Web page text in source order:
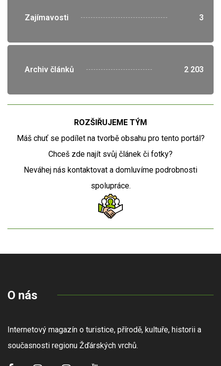
Zajímavosti 3
Archiv článků 2 203
ROZŠIŘUJEME TÝM
Máš chuť se podílet na tvorbě obsahu pro tento portál?
Chceš zde najít svůj článek či fotky?
Neváhej nás kontaktovat a domluvíme podrobnosti
spolupráce.
O nás
Internetový magazín o turistice, přírodě, kultuře, historii a
současnosti regionu Žďárských vrchů.